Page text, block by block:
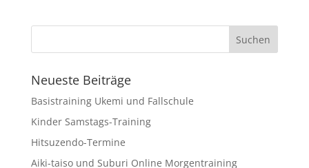
Neueste Beiträge
Basistraining Ukemi und Fallschule
Kinder Samstags-Training
Hitsuzendo-Termine
Aiki-taiso und Suburi Online Morgentraining